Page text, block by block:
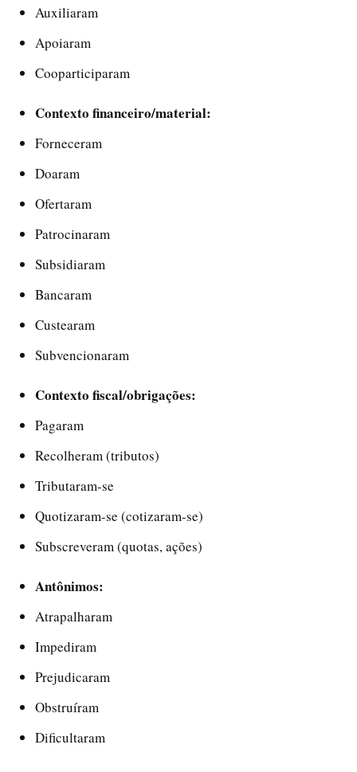
Auxiliaram
Apoiaram
Cooparticiparam
Contexto financeiro/material:
Forneceram
Doaram
Ofertaram
Patrocinaram
Subsidiaram
Bancaram
Custearam
Subvencionaram
Contexto fiscal/obrigações:
Pagaram
Recolheram (tributos)
Tributaram-se
Quotizaram-se (cotizaram-se)
Subscreveram (quotas, ações)
Antônimos:
Atrapalharam
Impediram
Prejudicaram
Obstruíram
Dificultaram